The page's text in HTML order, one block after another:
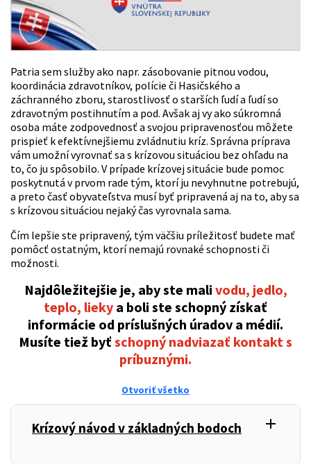
Patria sem služby ako napr. zásobovanie pitnou vodou,
koordinácia zdravotníkov, polície či Hasičského a
záchranného zboru, starostlivosť o starších ľudí a ľudí so
zdravotným postihnutím a pod. Avšak aj vy ako súkromná
osoba máte zodpovednosť a svojou pripravenosťou môžete
prispieť k efektívnejšiemu zvládnutiu kríz. Správna príprava
vám umožní vyrovnať sa s krízovou situáciou bez ohľadu na
to, čo ju spôsobilo. V prípade krízovej situácie bude pomoc
poskytnutá v prvom rade tým, ktorí ju nevyhnutne potrebujú,
a preto časť obyvateľstva musí byť pripravená aj na to, aby sa
s krízovou situáciou nejaký čas vyrovnala sama.
Čím lepšie ste pripravený, tým väčšiu príležitosť budete mať
pomôcť ostatným, ktorí nemajú rovnaké schopnosti či
možnosti.
Najdôležitejšie je, aby ste mali vodu, jedlo,
teplo, lieky a boli ste schopný získať
informácie od príslušných úradov a médií.
Musíte tiež byť schopný nadviazať kontakt s
príbuznými.
Otvoriť všetko
Krízový návod v základných bodoch
, add